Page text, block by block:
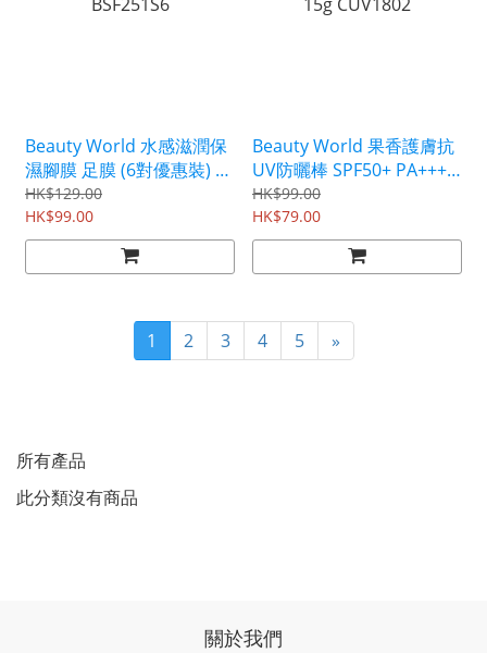
Beauty World 水感滋潤保
濕腳膜 足膜 (6對優惠裝) 摩
洛哥阿甘油 澳州堅果油
BSF251S6
HK$129.00
HK$99.00
Beauty World 果香護膚抗
UV防曬棒 SPF50+ PA++++
(綜合洋梨香味) 15g
CUV1802
HK$99.00
HK$79.00
1 2 3 4 5 »
所有產品
此分類沒有商品
關於我們